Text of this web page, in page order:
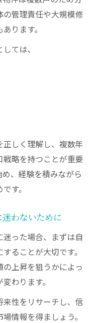
管理責任や大規模修
ります。
ては、
しく理解し、複数年
戦略を持つことが重要
、経験を積みながら
す。
わないために
った場合、まずは自
ることが大切です。
上昇を狙うかによっ
わります。
性をリサーチし、信
情報を得ましょう。